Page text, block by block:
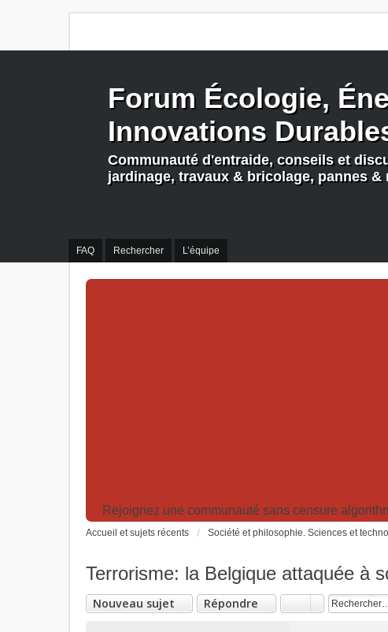
FAQ Rechercher L’équipe
Forum Écologie,
Innovations
Communauté d'entraide, conseils et
jardinage, travaux & bricolage, pannes
Rejoignez une communauté sans censure
Accueil et sujets récents Société et philosophie. Sciences et
Terrorisme: la Belgique attaquée à
Nouveau sujet Répondre